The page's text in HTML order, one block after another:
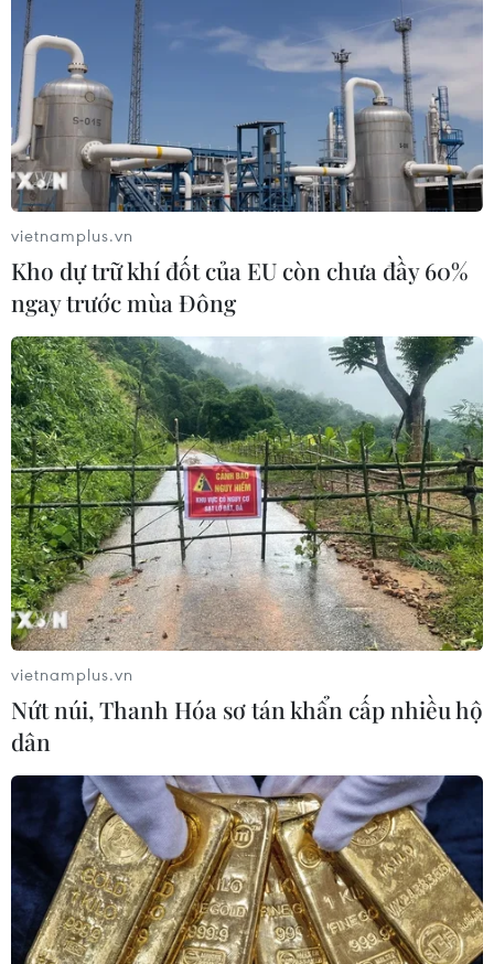
vietnamplus.vn
Kho dự trữ khí đốt của EU còn chưa đầy 60%
ngay trước mùa Đông
vietnamplus.vn
Nứt núi, Thanh Hóa sơ tán khẩn cấp nhiều hộ
dân